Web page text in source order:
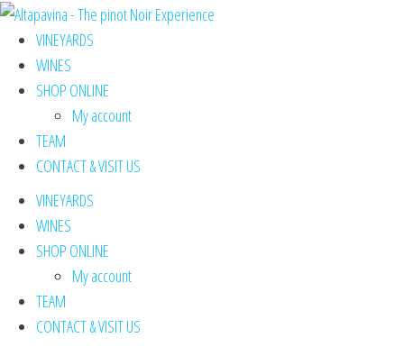
VINEYARDS
WINES
SHOP ONLINE
My account
TEAM
CONTACT & VISIT US
VINEYARDS
WINES
SHOP ONLINE
My account
TEAM
CONTACT & VISIT US